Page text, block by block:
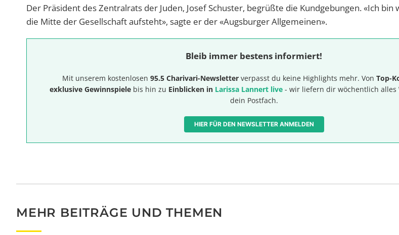
Der Präsident des Zentralrats der Juden, Josef Schuster, begrüßte die Kundgebungen. «Ich
die Mitte der Gesellschaft aufsteht», sagte er der «Augsburger Allgemeinen».
Bleib immer bestens informiert!
Mit unserem kostenlosen 95.5 Charivari-Newsletterverpasst du keine Highlights mehr. Von Top-
exklusive Gewinnspiele bis hin zu Einblicken in Larissa Lannert live - wir liefern dir wöchentlich alles
dein Postfach.
HIER FÜR DEN NEWSLETTER ANMELDEN
MEHR BEITRÄGE UND THEMEN